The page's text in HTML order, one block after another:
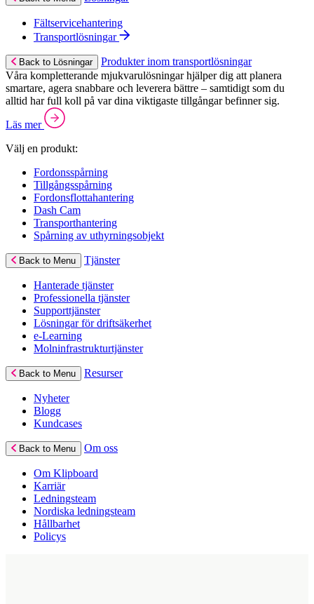
Fältservicehantering
Transportlösningar
Back to Lösningar
Produkter inom transportlösningar
Våra kompletterande mjukvarulösningar hjälper dig att planera
smartare, agera snabbare och leverera bättre – samtidigt som du
alltid har full koll på var dina viktigaste tillgångar befinner sig.
Läs mer
Välj en produkt:
Fordonsspårning
Tillgångsspårning
Fordonsflottahantering
Dash Cam
Transporthantering
Spårning av uthyrningsobjekt
Back to Menu Tjänster
Hanterade tjänster
Professionella tjänster
Supporttjänster
Lösningar för driftsäkerhet
e-Learning
Molninfrastrukturtjänster
Back to Menu Resurser
Nyheter
Blogg
Kundcases
Back to Menu Om oss
Om Klipboard
Karriär
Ledningsteam
Nordiska ledningsteam
Hållbarhet
Policys